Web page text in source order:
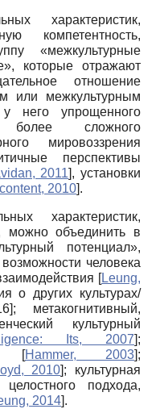
характеристик,
компетентность,
«межкультурные
которые отражают
отношение
или межкультурным
у него упрощенного
более сложного
мировоззрения
перспективы
2011], установки
2010].
характеристик,
можно объединить в
потенциал»,
человека
[Leung,
о других культурах/
метакогнитивный,
культурный
Its, 2007];
[Hammer, 2003];
2010]; культурная
подхода,
2014].